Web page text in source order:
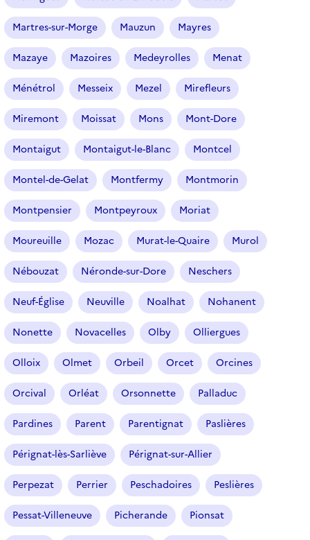
e
s
é
l
e
c
t
i
o
n
n
é
)
Martres-sur-Morge Mauzun Mayres
Mazaye Mazoires Medeyrolles Menat
Ménétrol Messeix Mezel Mirefleurs
Miremont Moissat Mons Mont-Dore
Montaigut Montaigut-le-Blanc Montcel
Montel-de-Gelat Montfermy Montmorin
Montpensier Montpeyroux Moriat
Moureuille Mozac Murat-le-Quaire Murol
Nébouzat Néronde-sur-Dore Neschers
Neuf-Église Neuville Noalhat Nohanent
Nonette Novacelles Olby Olliergues
Olloix Olmet Orbeil Orcet Orcines
Orcival Orléat Orsonnette Palladuc
Pardines Parent Parentignat Paslières
Pérignat-lès-Sarliève Pérignat-sur-Allier
Perpezat Perrier Peschadoires Peslières
Pessat-Villeneuve Picherande Pionsat